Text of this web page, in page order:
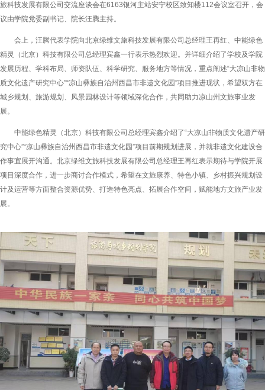
旅科技发展有限公司交流座谈会在6163银河主站安宁校区致知楼112会议室召开，会
议由学院党委副书记、院长汪腾主持。
会上，汪腾代表学院向北京绿维文旅科技发展有限公司总经理王再红、中能绿色
精灵（北京）科技有限公司总经理宾鑫一行表示热烈欢迎。并详细介绍了学校及学院
发展历程、学科布局、师资队伍、科学研究、服务地方等情况，重点阐述“大凉山非物
质文化遗产研究中心”“凉山彝族自治州西昌市非遗文化园”项目推进现状，希望双方在
城乡规划、旅游规划、风景园林设计等领域深化合作，共同助力凉山州文旅事业发
展。
中能绿色精灵（北京）科技有限公司总经理宾鑫介绍了“大凉山非物质文化遗产研
究中心”“凉山彝族自治州西昌市非遗文化园”项目前期规划进展，并就非遗文化建设合
作事宜展开沟通。北京绿维文旅科技发展有限公司总经理王再红表示期待与学院开展
项目深度合作，进一步商讨合作模式，希望在文旅康养、特色小镇、乡村振兴规划设
计及运营等方面整合资源优势、打造特色亮点、拓展合作空间，赋能地方文旅产业发
展。